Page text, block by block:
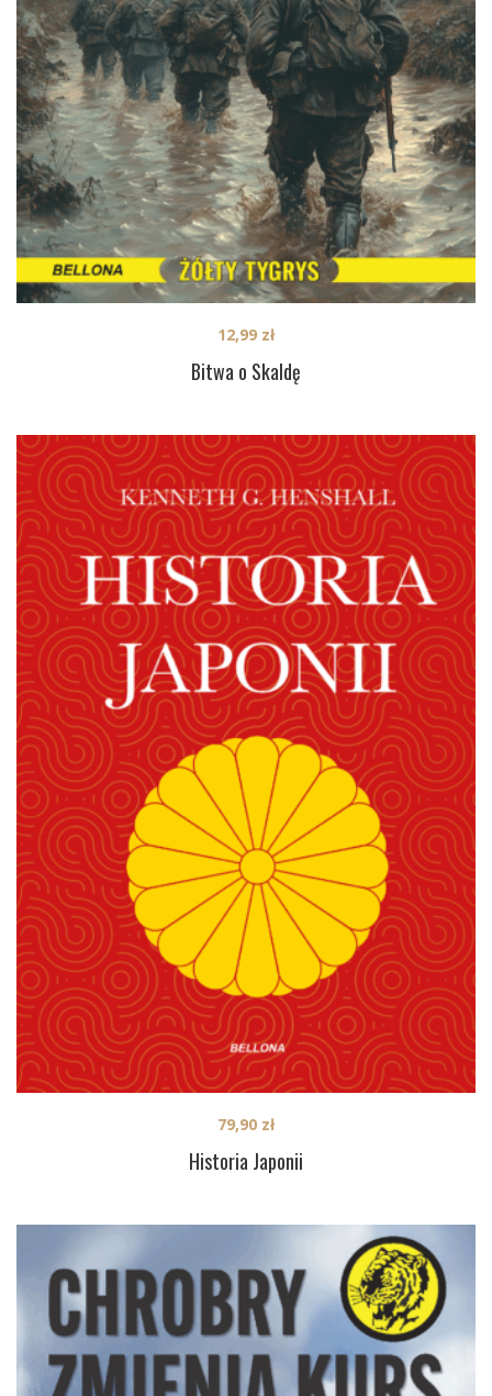
Bitwa o Skaldę
12,99 zł
Historia Japonii
79,90 zł